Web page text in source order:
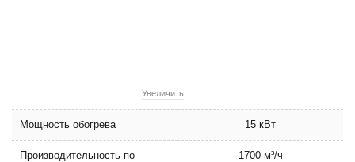
Увеличить
Мощность обогрева 15 кВт
Производительность по
1700 м³/ч